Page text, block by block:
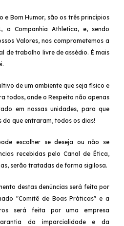
e Bom Humor, são os três princípios
a Companhia Athletica, e, sendo
Valores, nos comprometemos a
de trabalho livre de assédio. É mais
de um ambiente que seja físico e
todos, onde o Respeito não apenas
em nossas unidades, para que
do que entraram, todos os dias!
escolher se deseja ou não se
recebidas pelo Canal de Ética,
serão tratadas de forma sigilosa.
destas denúncias será feita por
"Comitê de Boas Práticas" e a
será feita por uma empresa
da imparcialidade e da